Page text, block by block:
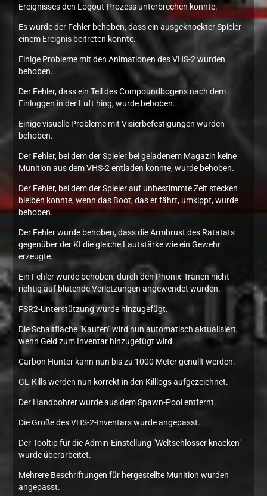
Ereignisses den Logout-Prozess unterbrechen konnte.
Es wurde der Fehler behoben, dass ein ausgeknockter Spieler
einem Ereignis beitreten konnte.
Einige Probleme mit den Animationen des VHS-2 wurden
behoben.
Der Fehler, dass ein Teil des Compoundbogens nach dem
Einloggen in der Luft hing, wurde behoben.
Einige visuelle Probleme mit Visierbefestigungen wurden
behoben.
Der Fehler, bei dem der Spieler bei geladenem Magazin keine
Munition aus dem VHS-2 entladen konnte, wurde behoben.
Der Fehler, bei dem der Spieler auf unbestimmte Zeit stecken
bleiben konnte, wenn das Boot, das er fährt, umkippt, wurde
behoben.
Der Fehler wurde behoben, dass die Armbrust des Ratatats
gegenüber der KI die gleiche Lautstärke wie ein Gewehr
erzeugte.
Ein Fehler wurde behoben, durch den Phönix-Tränen nicht
richtig auf blutende Verletzungen angewendet wurden.
FSR2-Unterstützung wurde hinzugefügt.
Die Schaltfläche "Kaufen" wird nun automatisch aktualisiert,
wenn Geld zum Inventar hinzugefügt wird.
Carbon Hunter kann nun bis zu 1000 Meter genullt werden.
GL-Kills werden nun korrekt in den Killlogs aufgezeichnet.
Der Handbohrer wurde aus dem Spawn-Pool entfernt.
Die Größe des VHS-2-Inventars wurde angepasst.
Der Tooltip für die Admin-Einstellung "Weltschlösser knacken"
wurde überarbeitet.
Mehrere Beschriftungen für hergestellte Munition wurden
angepasst.